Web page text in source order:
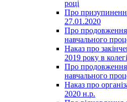
році
Про
27.01.2020
Про
навчального
Наказ про
2019 року в
Про
навчального
Наказ про
2020 н.р.